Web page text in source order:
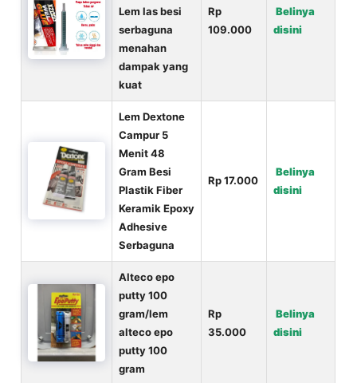
Lem las besi
serbaguna
menahan
dampak yang
kuat
Rp
109.000
Belinya
disini
Lem Dextone
Campur 5
Menit 48
Gram Besi
Plastik Fiber
Keramik Epoxy
Adhesive
Serbaguna
Rp 17.000
Belinya
disini
Alteco epo
putty 100
gram/lem
alteco epo
putty 100
gram
Rp
35.000
Belinya
disini